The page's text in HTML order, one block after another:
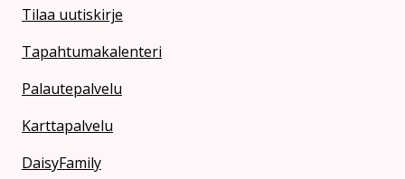
Tilaa uutiskirje
Tapahtumakalenteri
Palautepalvelu
Karttapalvelu
DaisyFamily